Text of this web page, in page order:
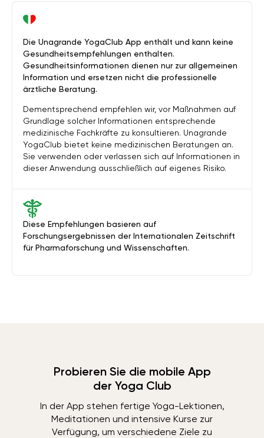
Diese Empfehlungen basieren auf
Forschungsergebnissen der Internationalen Zeitschrift
für Pharmaforschung und Wissenschaften.
Die Unagrande YogaClub App enthält und kann keine
Gesundheitsempfehlungen enthalten.
Gesundheitsinformationen dienen nur zur allgemeinen
Information und ersetzen nicht die professionelle
ärztliche Beratung.
Dementsprechend empfehlen wir, vor Maßnahmen auf
Grundlage solcher Informationen entsprechende
medizinische Fachkräfte zu konsultieren. Unagrande
YogaClub bietet keine medizinischen Beratungen an.
Sie verwenden oder verlassen sich auf Informationen in
dieser Anwendung ausschließlich auf eigenes Risiko.
Probieren Sie die mobile App
der Yoga Club
In der App stehen fertige Yoga-Lektionen,
Meditationen und intensive Kurse zur
Verfügung, um verschiedene Ziele zu